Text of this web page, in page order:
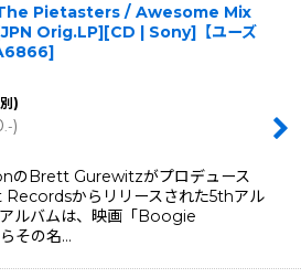
The Pietasters / Awesome Mix
Orig.LP][CD | Sony]【ユーズ
]
)
.-)
のBrett Gurewitzがプロデュース
Recordsからリリースされた5thアル
ルバムは、映画「Boogie
その名…